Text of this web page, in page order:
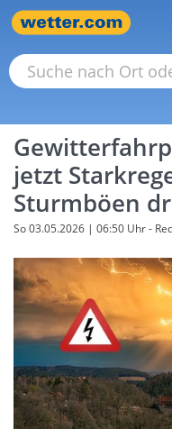
jetzt
Sturmböen
So 03.05.2026 | 06:50 Uhr-